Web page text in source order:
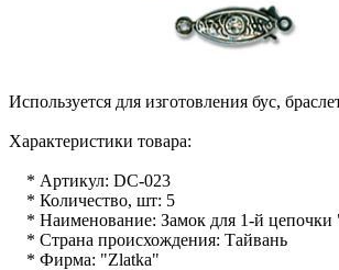
Используется для изготовления бус,
Характеристики товара:
* Артикул: DC-023
* Количество, шт: 5
* Наименование: Замок для 1-й цепочки
* Страна происхождения: Тайвань
* Фирма: "Zlatka"